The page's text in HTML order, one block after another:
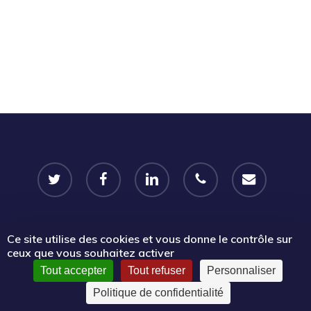
twitter facebook linkedin phone email
© 2026 Portail Emplois associatifs | Le Mouvement associatif
Sud PACA.
Ce site utilise des cookies et vous donne le contrôle sur
ceux que vous souhaitez activer
Tout accepter Tout refuser
Personnaliser
Politique de confidentialité